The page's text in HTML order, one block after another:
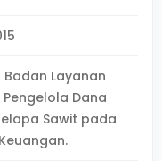
Layanan
Dana
Sawit pada